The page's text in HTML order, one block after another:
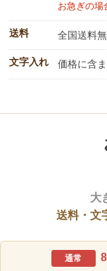
お急ぎの場
送料 全国送料
文字入れ 価格に含
大
送料・文
通常